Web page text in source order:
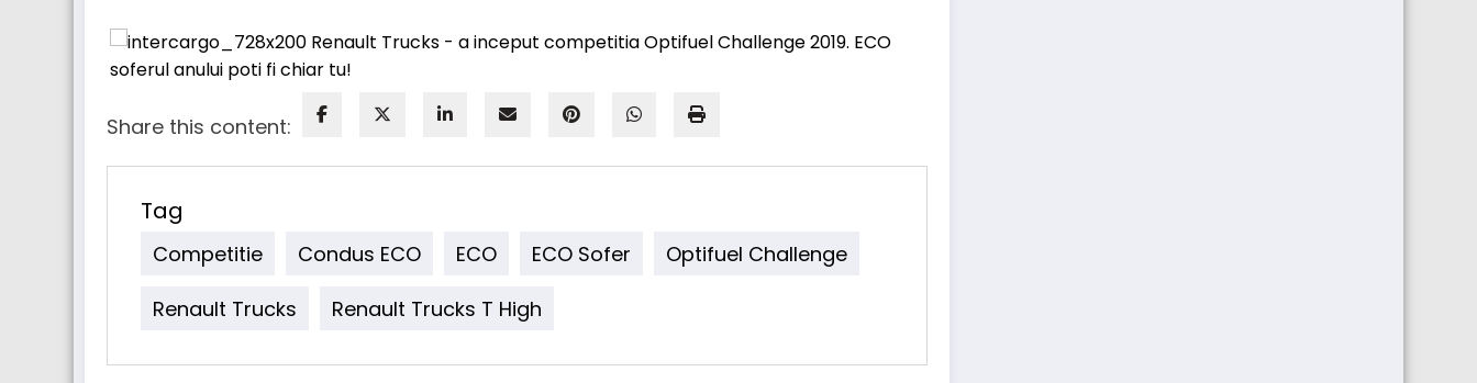
Share this content:
Tag
Competitie Condus ECO ECO ECO Sofer
Optifuel Challenge
Renault Trucks
Renault Trucks T High